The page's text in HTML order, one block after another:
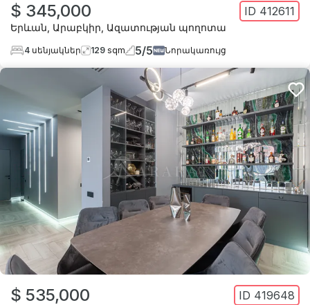
$ 345,000 ID 412611
Երևան Արաբկիր Ազատության պողոտա
4 սենյակներ 129 sqm 5/5 Նորակառույց
$ 535,000 ID 419648